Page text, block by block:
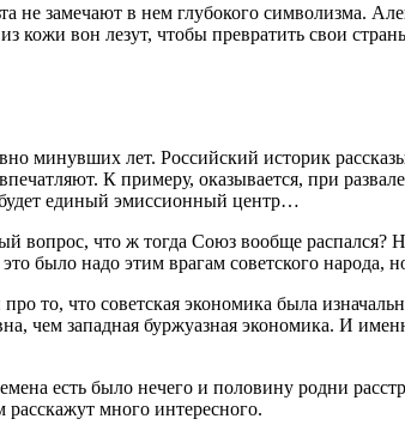
не замечают в нем глубокого символизма.
кожи вон лезут, чтобы превратить свои
минувших лет. Российский историк
К примеру, оказывается, при
единый эмиссионный центр…
вопрос, что ж тогда Союз вообще
это было надо этим врагам советского
то, что советская экономика была
чем западная буржуазная экономика. И
есть было нечего и половину родни
много интересного.